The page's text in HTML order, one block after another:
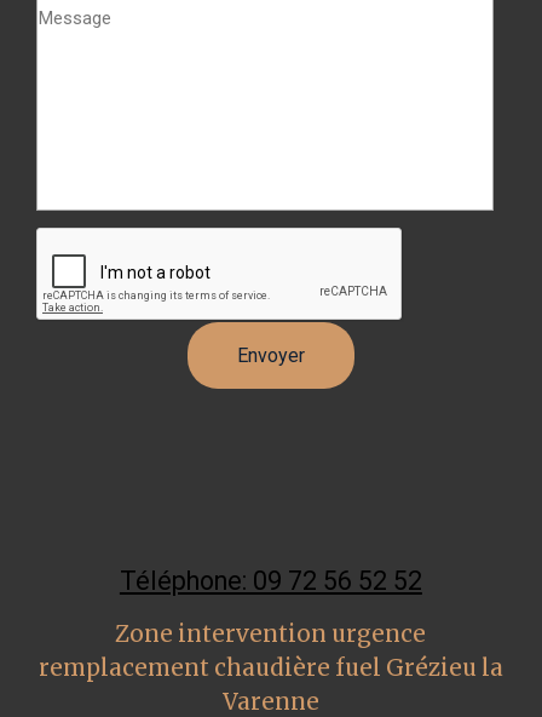
Téléphone: 09 72 56 52 52
Zone intervention urgence
remplacement chaudière fuel Grézieu la
Varenne